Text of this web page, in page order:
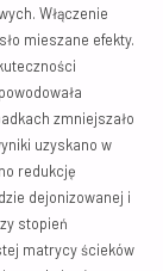
Włączenie
mieszane efekty.
zmniejszało
uzyskano w
redukcję
dejonizowanej i
stopień
matrycy ścieków